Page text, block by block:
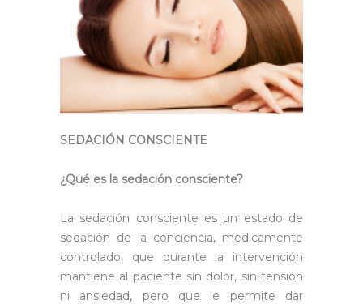
SEDACIÓN CONSCIENTE
¿Qué es la sedación consciente?
La sedación consciente es un estado de
sedación de la conciencia, medicamente
controlado, que durante la intervención
mantiene al paciente sin dolor, sin tensión
ni ansiedad, pero que le permite dar